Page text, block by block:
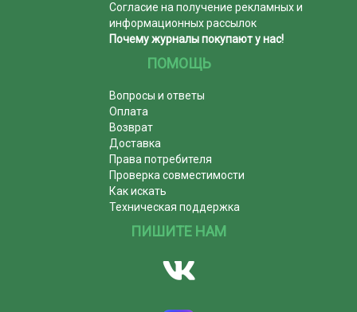
Согласие на получение рекламных и
информационных рассылок
Почему журналы покупают у нас!
ПОМОЩЬ
Вопросы и ответы
Оплата
Возврат
Доставка
Права потребителя
Проверка совместимости
Как искать
Техническая поддержка
ПИШИТЕ НАМ